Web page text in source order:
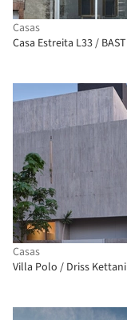
Casas
Casa Estreita L33 / BAST
Casas
Villa Polo / Driss Kettani